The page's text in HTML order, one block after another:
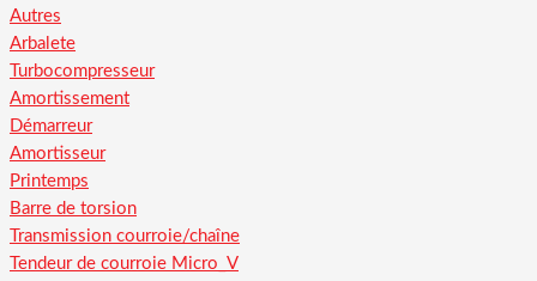
Autres
Arbalete
Turbocompresseur
Amortissement
Démarreur
Amortisseur
Printemps
Barre de torsion
Transmission courroie/chaîne
Tendeur de courroie Micro_V